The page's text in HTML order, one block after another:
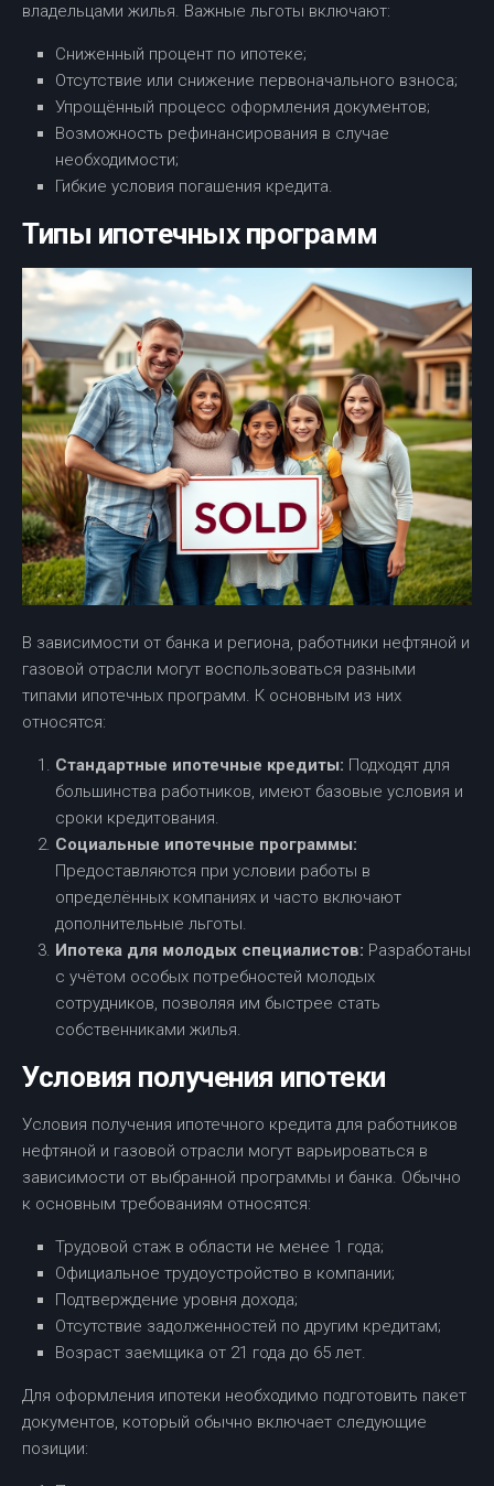
владельцами жилья. Важные льготы включают:
Сниженный процент по ипотеке;
Отсутствие или снижение первоначального взноса;
Упрощённый процесс оформления документов;
Возможность рефинансирования в случае
необходимости;
Гибкие условия погашения кредита.
Типы ипотечных программ
В зависимости от банка и региона, работники нефтяной и
газовой отрасли могут воспользоваться разными
типами ипотечных программ. К основным из них
относятся:
Стандартные ипотечные кредиты: Подходят для
большинства работников, имеют базовые условия и
сроки кредитования.
Социальные ипотечные программы:
Предоставляются при условии работы в
определённых компаниях и часто включают
дополнительные льготы.
Ипотека для молодых специалистов: Разработаны
с учётом особых потребностей молодых
сотрудников, позволяя им быстрее стать
собственниками жилья.
Условия получения ипотеки
Условия получения ипотечного кредита для работников
нефтяной и газовой отрасли могут варьироваться в
зависимости от выбранной программы и банка. Обычно
к основным требованиям относятся:
Трудовой стаж в области не менее 1 года;
Официальное трудоустройство в компании;
Подтверждение уровня дохода;
Отсутствие задолженностей по другим кредитам;
Возраст заемщика от 21 года до 65 лет.
Для оформления ипотеки необходимо подготовить пакет
документов, который обычно включает следующие
позиции: